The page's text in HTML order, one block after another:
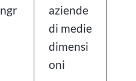
aziende
di medie
dimensi
oni